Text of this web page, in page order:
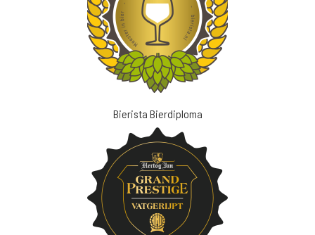
Bierista Bierdiploma